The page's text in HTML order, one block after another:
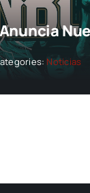
Noticias